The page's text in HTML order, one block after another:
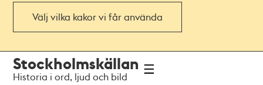
Välj vilka kakor vi får använda
navigationen
huvudinnehållet
Stockholmskällan
Historia i ord, ljud och bild